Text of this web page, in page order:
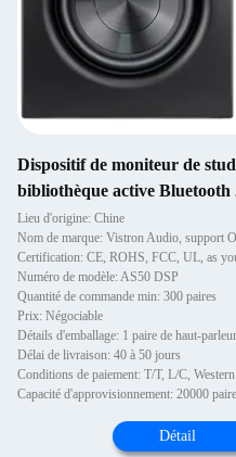
Dispositif de moniteur de
bibliothèque active Bluetooth
Lieu d'origine: Chine
Nom de marque: Vistron Audio, support
Certification: CE, ROHS, FCC, UL, as
Numéro de modèle: AS50 DSP
Quantité de commande min: 300 paires
Prix: Négociable
Délai de livraison: 40 à 50 jours
Conditions de paiement: T/T, L/C,
Capacité d'approvisionnement: 20000
Détail